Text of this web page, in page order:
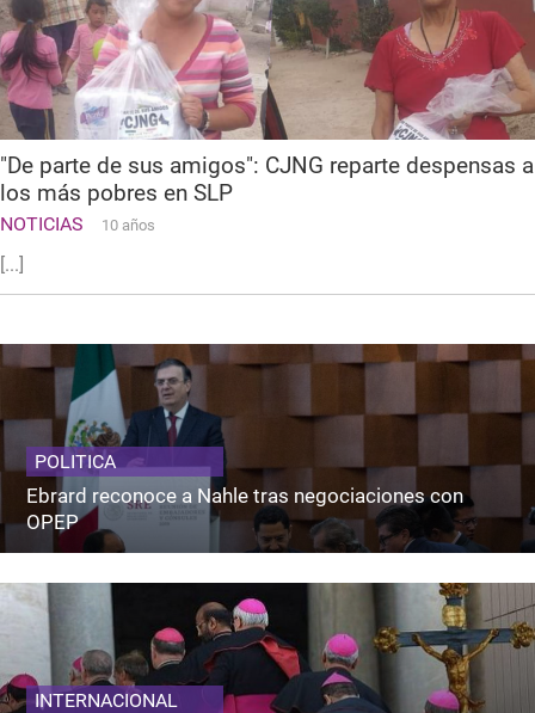
"De parte de sus amigos": CJNG reparte despensas a
los más pobres en SLP
NOTICIAS 10 años
[...]
POLITICA
Ebrard reconoce a Nahle tras negociaciones con
OPEP
INTERNACIONAL